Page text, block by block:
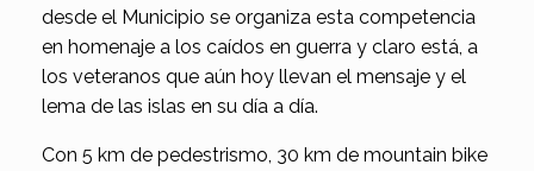
desde el Municipio se organiza esta competencia
en homenaje a los caídos en guerra y claro está, a
los veteranos que aún hoy llevan el mensaje y el
lema de las islas en su día a día.
Con 5 km de pedestrismo, 30 km de mountain bike